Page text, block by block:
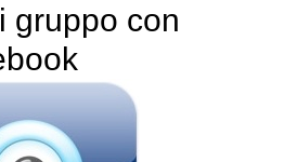
gruppo con